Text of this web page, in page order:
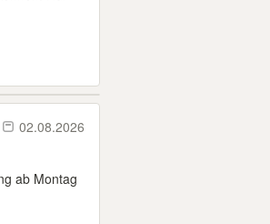
02.08.2026
ab Montag